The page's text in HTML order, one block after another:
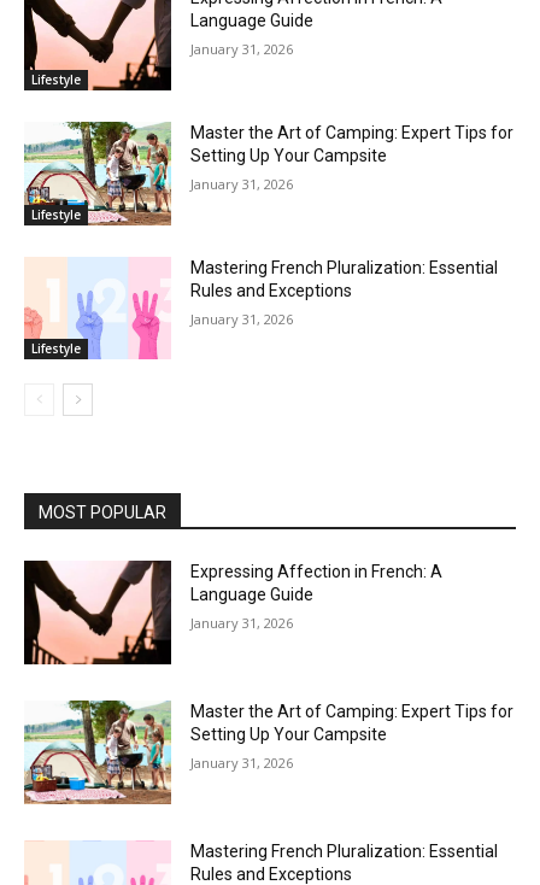
Lifestyle
Language Guide
January 31, 2026
Lifestyle
Master the Art of Camping: Expert Tips for
Setting Up Your Campsite
January 31, 2026
Lifestyle
Mastering French Pluralization: Essential
Rules and Exceptions
January 31, 2026
MOST POPULAR
Expressing Affection in French: A
Language Guide
January 31, 2026
Master the Art of Camping: Expert Tips for
Setting Up Your Campsite
January 31, 2026
Mastering French Pluralization: Essential
Rules and Exceptions